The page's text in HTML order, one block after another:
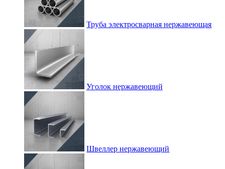
Труба электросварная нержавеющая
Уголок нержавеющий
Швеллер нержавеющий